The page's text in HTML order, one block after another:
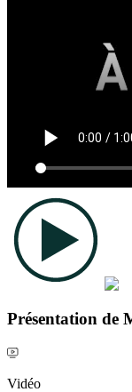
Présentation de
Vidéo